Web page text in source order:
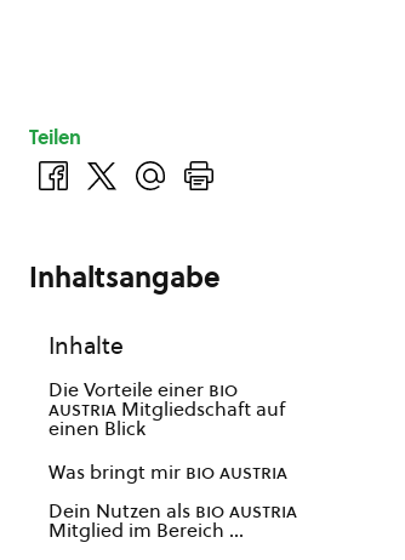
Teilen
Inhaltsangabe
Inhalte
Die Vorteile einer bio
austria Mitgliedschaft auf
einen Blick
Was bringt mir bio austria
Dein Nutzen als bio austria
Mitglied im Bereich …